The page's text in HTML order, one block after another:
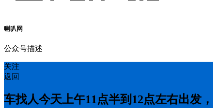
喇叭网
公众号描述
关注
返回
车找人今天上午11点半到12点左右出发，